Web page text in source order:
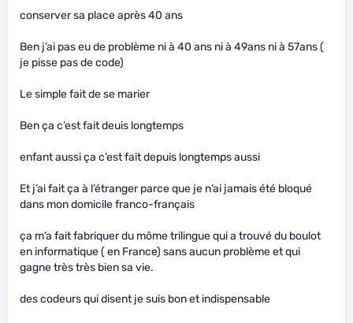
conserver sa place après 40 ans
Ben j’ai pas eu de problème ni à 40 ans ni à 49ans ni à 57ans (
je pisse pas de code)
Le simple fait de se marier
Ben ça c’est fait deuis longtemps
enfant aussi ça c’est fait depuis longtemps aussi
Et j’ai fait ça à l’étranger parce que je n’ai jamais été bloqué
dans mon domicile franco-français
ça m’a fait fabriquer du môme trilingue qui a trouvé du boulot
en informatique ( en France) sans aucun problème et qui
gagne très très bien sa vie.
des codeurs qui disent je suis bon et indispensable